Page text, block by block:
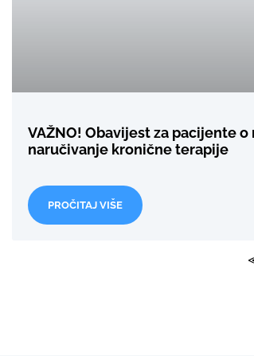
VAŽNO! Obavijest za pacijente
naručivanje kronične terapije
PROČITAJ VIŠE